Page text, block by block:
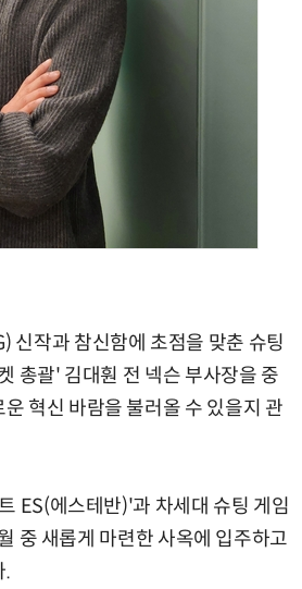
신작과 참신함에 초점을 맞춘 슈팅
총괄' 김대훤 전 넥슨 부사장을 중
혁신 바람을 불러올 수 있을지 관
ES(에스테반)'과 차세대 슈팅 게임
중 새롭게 마련한 사옥에 입주하고
.